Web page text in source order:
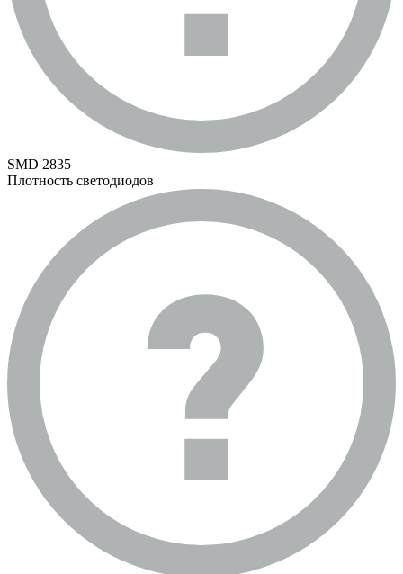
SMD 2835
Плотность светодиодов